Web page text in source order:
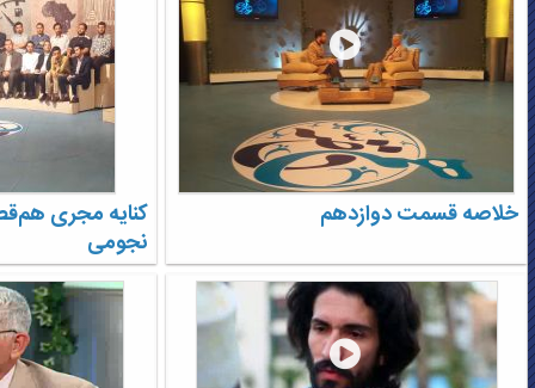
خلاصه قسمت دوازدهم
کنایه مجری
نجومی